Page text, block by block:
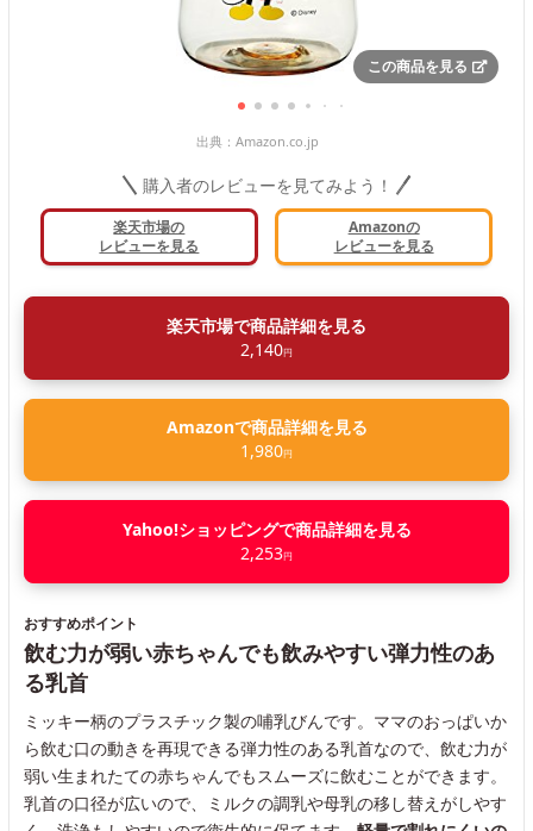
この商品を見る
出典： Amazon.co.jp
購入者のレビューを見てみよう！
楽天市場の
レビューを見る
Amazonの
レビューを見る
楽天市場で商品詳細を見る
2,140円
Amazonで商品詳細を見る
1,980円
Yahoo!ショッピングで商品詳細を見る
2,253円
おすすめポイント
飲む力が弱い赤ちゃんでも飲みやすい弾力性のあ
る乳首
ミッキー柄のプラスチック製の哺乳びんです。ママのおっぱいか
ら飲む口の動きを再現できる弾力性のある乳首なので、飲む力が
弱い生まれたての赤ちゃんでもスムーズに飲むことができます。
乳首の口径が広いので、ミルクの調乳や母乳の移し替えがしやす